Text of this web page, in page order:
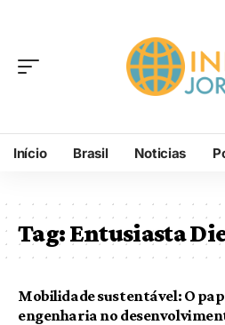
Início Brasil Noticias
Tag:Entusiasta
Mobilidade sustentável: O
engenharia no